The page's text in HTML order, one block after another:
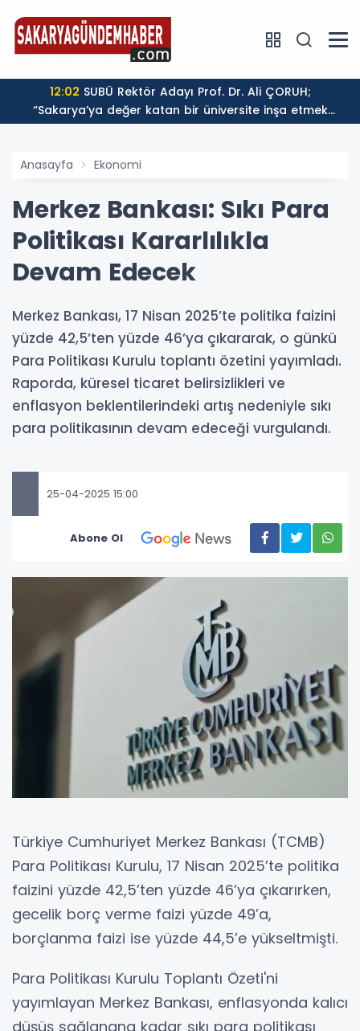
12:02
“Sakarya’ya değer katan bir üniversite inşa etmek
istiyorum”
Anasayfa Ekonomi
Merkez Bankası: Sıkı Para
Politikası Kararlılıkla
Devam Edecek
Merkez Bankası, 17 Nisan 2025’te politika faizini
yüzde 42,5’ten yüzde 46’ya çıkararak, o günkü
Para Politikası Kurulu toplantı özetini yayımladı.
Raporda, küresel ticaret belirsizlikleri ve
enflasyon beklentilerindeki artış nedeniyle sıkı
para politikasının devam edeceği vurgulandı.
25-04-2025 15:00
Abone Ol
Türkiye Cumhuriyet Merkez Bankası (TCMB)
Para Politikası Kurulu, 17 Nisan 2025’te politika
faizini yüzde 42,5’ten yüzde 46’ya çıkarırken,
gecelik borç verme faizi yüzde 49’a,
borçlanma faizi ise yüzde 44,5’e yükseltmişti.
Para Politikası Kurulu Toplantı Özeti'ni
yayımlayan Merkez Bankası, enflasyonda kalıcı
düşüş sağlanana kadar sıkı para politikası